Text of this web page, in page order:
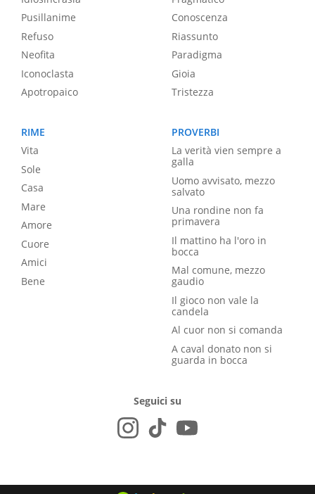
Pusillanime
Refuso
Neofita
Iconoclasta
Apotropaico
Conoscenza
Riassunto
Paradigma
Gioia
Tristezza
RIME
Vita
Sole
Casa
Mare
Amore
Cuore
Amici
Bene
PROVERBI
La verità vien sempre a
galla
Uomo avvisato, mezzo
salvato
Una rondine non fa
primavera
Il mattino ha l'oro in
bocca
Mal comune, mezzo
gaudio
Il gioco non vale la
candela
Al cuor non si comanda
A caval donato non si
guarda in bocca
Seguici su